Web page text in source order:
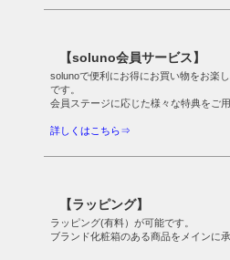
【soluno会員サービス】
solunoで便利にお得にお買い物をお楽
です。
会員ステージに応じた様々な特典をご用
詳しくはこちら⇒
【ラッピング】
ラッピング(有料）が可能です。
ブランド化粧箱のある商品をメインに